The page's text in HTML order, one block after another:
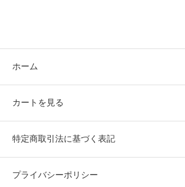
ホーム
カートを見る
特定商取引法に基づく表記
プライバシーポリシー